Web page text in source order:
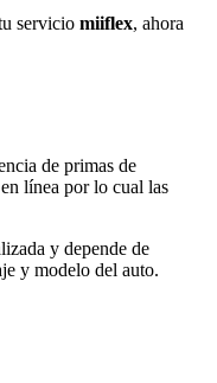
servicio miiflex, ahora
de primas de
línea por lo cual las
y depende de
y modelo del auto.